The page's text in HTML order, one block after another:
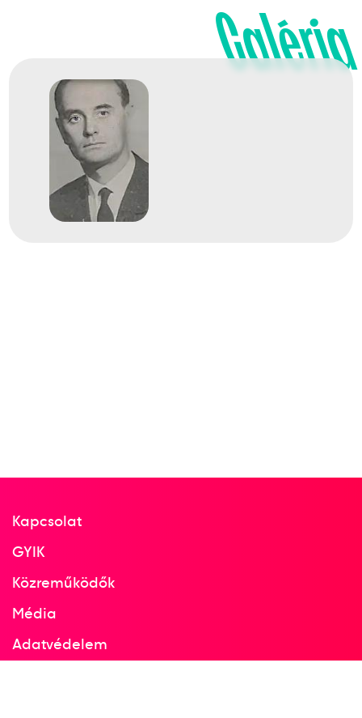
Galéria
Kapcsolat
GYIK
Közreműködők
Média
Adatvédelem